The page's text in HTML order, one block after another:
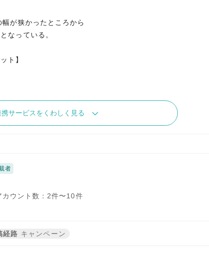
が狭かったところから
なっている。
ト】
サービスをくわしく見る
者
カウント数：2件〜10件
経路 キャンペーン